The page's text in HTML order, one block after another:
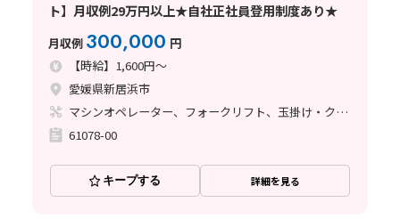
ト】月収例29万円以上★自社正社員登用制度あり★
月収例 300,000 円
【時給】1,600円～
愛媛県新居浜市
マシンオペレーター、フォークリフト、玉掛け・クレーン
61078-00
キープする 詳細を見る